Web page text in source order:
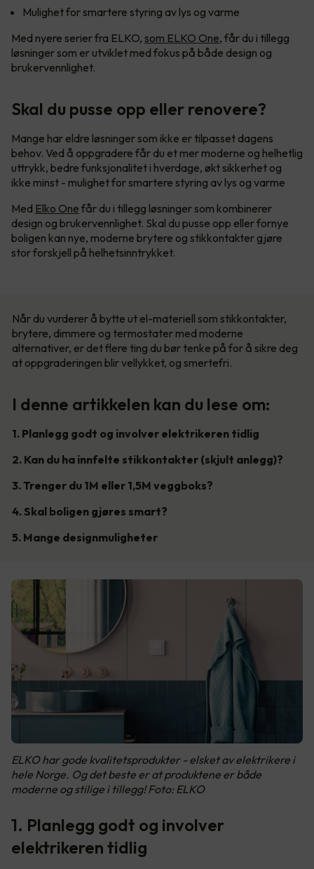
Mulighet for smartere styring av lys og varme
Med nyere serier fra ELKO, som ELKO One, får du i tillegg
løsninger som er utviklet med fokus på både design og
brukervennlighet.
Skal du pusse opp eller renovere?
Mange har eldre løsninger som ikke er tilpasset dagens
behov. Ved å oppgradere får du et mer moderne og helhetlig
uttrykk, bedre funksjonalitet i hverdage, økt sikkerhet og
ikke minst - mulighet for smartere styring av lys og varme
Med Elko One får du i tillegg løsninger som kombinerer
design og brukervennlighet. Skal du pusse opp eller fornye
boligen kan nye, moderne brytere og stikkontakter gjøre
stor forskjell på helhetsinntrykket.
Når du vurderer å bytte ut el-materiell som stikkontakter,
brytere, dimmere og termostater med moderne
alternativer, er det flere ting du bør tenke på for å sikre deg
at oppgraderingen blir vellykket, og smertefri.
I denne artikkelen kan du lese om:
1. Planlegg godt og involver elektrikeren tidlig
2. Kan du ha innfelte stikkontakter (skjult anlegg)?
3. Trenger du 1M eller 1,5M veggboks?
4. Skal boligen gjøres smart?
5. Mange designmuligheter
ELKO har gode kvalitetsprodukter - elsket av elektrikere i
hele Norge. Og det beste er at produktene er både
moderne og stilige i tillegg! Foto: ELKO
1. Planlegg godt og involver
elektrikeren tidlig